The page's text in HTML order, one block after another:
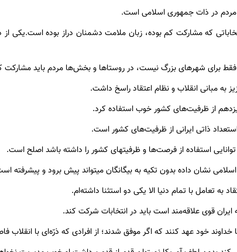
در ذات جمهوری اسلامی است.
که مشارکت کم بوده، زبان ملامت دشمنان دراز بوده است.یکی
برای شهرهای بزرگ نیست، در روستاها و بخش‌ها مردم باید مشارکت
به مبانی انقلاب و نظام اعتقاد راسخ داشت.
از ظرفیت‌های کشور خوب استفاده کرد.
ذاتی ایرانی از ظرفیت‌های کشور است.
استفاده از فرصت‌ها و ظرفیتهای کشور را داشته باشد اصلح است.
نشان داده بدون تکیه به بیگانگان میتواند پیش برود و پیشرفته
به تعامل با تمام دنیا الا یکی دو استثنا داشته‌ام.
قوی علاقه‌مند است باید در انتخابات شرکت کند.
خداوند خود عهد کنند که اگر موفق شدند؛ از افرادی که ذرّه‌ای با انقلاب